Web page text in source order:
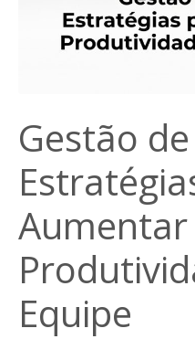
Gestão
Aumentar
Equipe